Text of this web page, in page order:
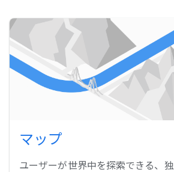
マップ
ユーザーが世界中を探索できる、